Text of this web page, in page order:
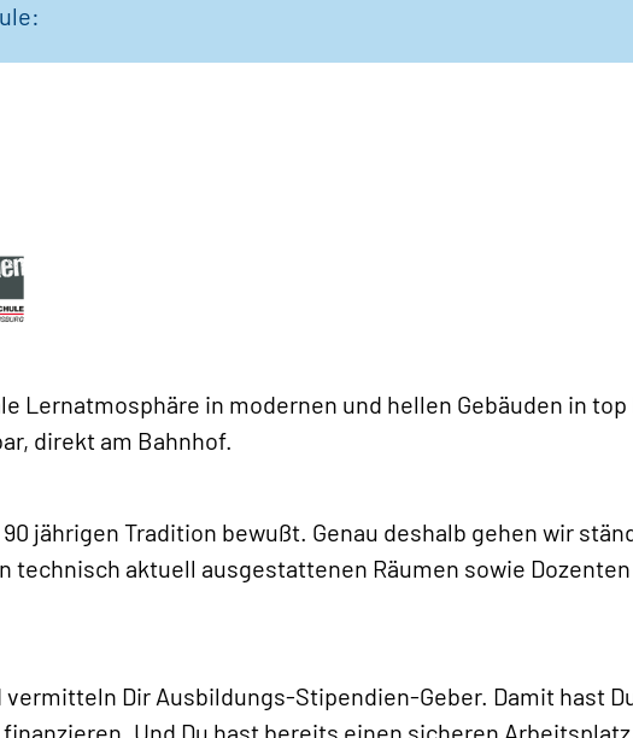
Lernatmosphäre in modernen und hellen Gebäuden in top
direkt am Bahnhof.
jährigen Tradition bewußt. Genau deshalb gehen wir
technisch aktuell ausgestattenen Räumen sowie
Dir Ausbildungs-Stipendien-Geber. Damit hast